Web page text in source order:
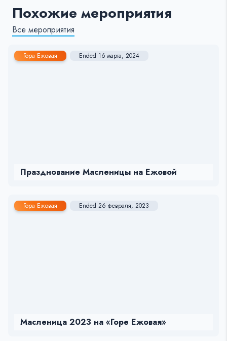
Похожие мероприятия
Все мероприятия
Гора Ежовая Ended 16 марта, 2024
Празднование Масленицы на Ежовой
Гора Ежовая Ended 26 февраля, 2023
Масленица 2023 на «Горе Ежовая»